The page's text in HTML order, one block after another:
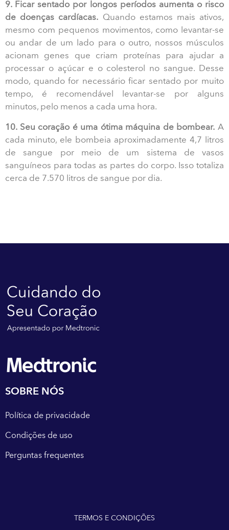
9. Ficar sentado por longos períodos aumenta o risco
de doenças cardíacas. Quando estamos mais ativos,
mesmo com pequenos movimentos, como levantar-se
ou andar de um lado para o outro, nossos músculos
acionam genes que criam proteínas para ajudar a
processar o açúcar e o colesterol no sangue. Desse
modo, quando for necessário ficar sentado por muito
tempo, é recomendável levantar-se por alguns
minutos, pelo menos a cada uma hora.
10. Seu coração é uma ótima máquina de bombear. A
cada minuto, ele bombeia aproximadamente 4,7 litros
de sangue por meio de um sistema de vasos
sanguíneos para todas as partes do corpo. Isso totaliza
cerca de 7.570 litros de sangue por dia.
SOBRE NÓS
Política de privacidade
Condições de uso
Perguntas frequentes
TERMOS E CONDIÇÕES